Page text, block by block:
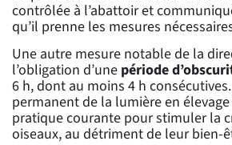
contrôlée à l’abattoir et
qu’il prenne les mesures
Une autre mesure notable de la
l’obligation d’une période
6 h, dont au moins 4 h
permanent de la lumière en
pratique courante pour stimuler la
oiseaux, au détriment de leur bien-